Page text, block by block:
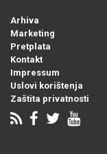
Arhiva
Marketing
Pretplata
Kontakt
Impressum
Uslovi korištenja
Zaštita privatnosti